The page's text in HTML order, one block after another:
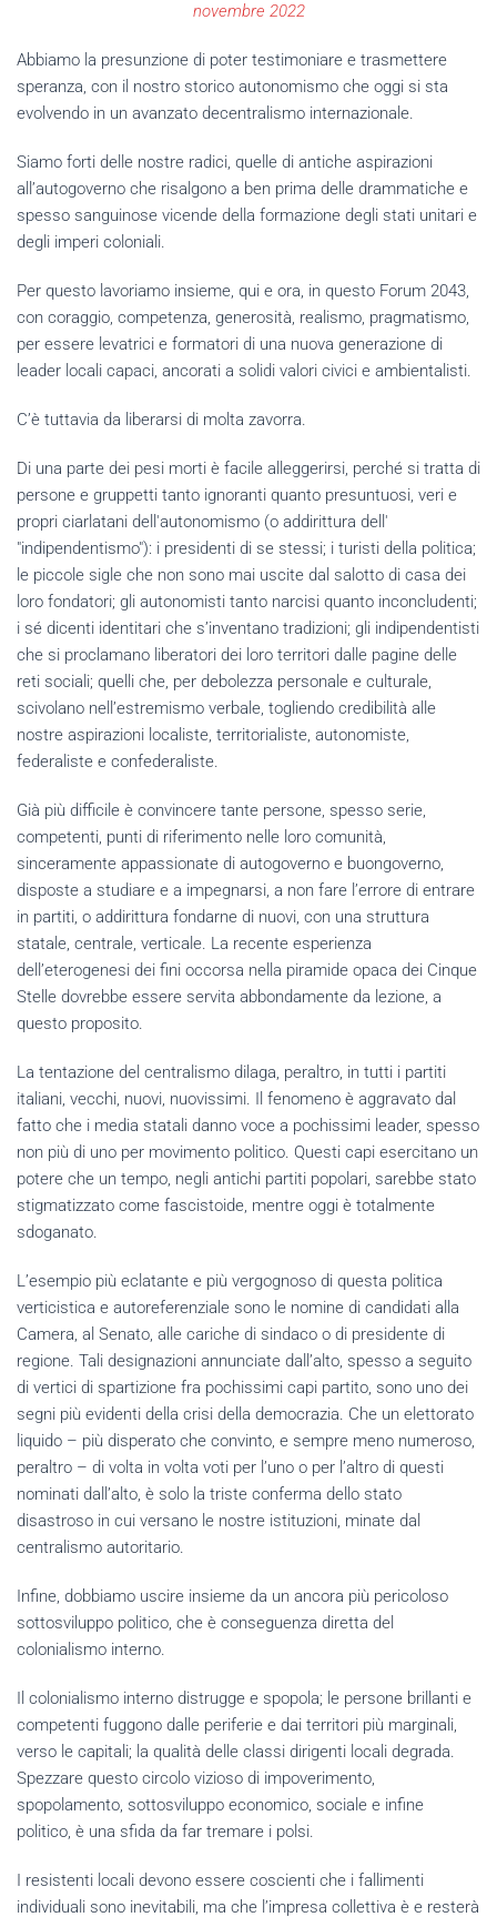
novembre 2022
Abbiamo la presunzione di poter testimoniare e trasmettere
speranza, con il nostro storico autonomismo che oggi si sta
evolvendo in un avanzato decentralismo internazionale.
Siamo forti delle nostre radici, quelle di antiche aspirazioni
all’autogoverno che risalgono a ben prima delle drammatiche e
spesso sanguinose vicende della formazione degli stati unitari e
degli imperi coloniali.
Per questo lavoriamo insieme, qui e ora, in questo Forum 2043,
con coraggio, competenza, generosità, realismo, pragmatismo,
per essere levatrici e formatori di una nuova generazione di
leader locali capaci, ancorati a solidi valori civici e ambientalisti.
C’è tuttavia da liberarsi di molta zavorra.
Di una parte dei pesi morti è facile alleggerirsi, perché si tratta di
persone e gruppetti tanto ignoranti quanto presuntuosi, veri e
propri ciarlatani dell'autonomismo (o addirittura dell'
"indipendentismo"): i presidenti di se stessi; i turisti della politica;
le piccole sigle che non sono mai uscite dal salotto di casa dei
loro fondatori; gli autonomisti tanto narcisi quanto inconcludenti;
i sé dicenti identitari che s’inventano tradizioni; gli indipendentisti
che si proclamano liberatori dei loro territori dalle pagine delle
reti sociali; quelli che, per debolezza personale e culturale,
scivolano nell’estremismo verbale, togliendo credibilità alle
nostre aspirazioni localiste, territorialiste, autonomiste,
federaliste e confederaliste.
Già più difficile è convincere tante persone, spesso serie,
competenti, punti di riferimento nelle loro comunità,
sinceramente appassionate di autogoverno e buongoverno,
disposte a studiare e a impegnarsi, a non fare l’errore di entrare
in partiti, o addirittura fondarne di nuovi, con una struttura
statale, centrale, verticale. La recente esperienza
dell’eterogenesi dei fini occorsa nella piramide opaca dei Cinque
Stelle dovrebbe essere servita abbondamente da lezione, a
questo proposito.
La tentazione del centralismo dilaga, peraltro, in tutti i partiti
italiani, vecchi, nuovi, nuovissimi. Il fenomeno è aggravato dal
fatto che i media statali danno voce a pochissimi leader, spesso
non più di uno per movimento politico. Questi capi esercitano un
potere che un tempo, negli antichi partiti popolari, sarebbe stato
stigmatizzato come fascistoide, mentre oggi è totalmente
sdoganato.
L’esempio più eclatante e più vergognoso di questa politica
verticistica e autoreferenziale sono le nomine di candidati alla
Camera, al Senato, alle cariche di sindaco o di presidente di
regione. Tali designazioni annunciate dall’alto, spesso a seguito
di vertici di spartizione fra pochissimi capi partito, sono uno dei
segni più evidenti della crisi della democrazia. Che un elettorato
liquido – più disperato che convinto, e sempre meno numeroso,
peraltro – di volta in volta voti per l’uno o per l’altro di questi
nominati dall’alto, è solo la triste conferma dello stato
disastroso in cui versano le nostre istituzioni, minate dal
centralismo autoritario.
Infine, dobbiamo uscire insieme da un ancora più pericoloso
sottosviluppo politico, che è conseguenza diretta del
colonialismo interno.
Il colonialismo interno distrugge e spopola; le persone brillanti e
competenti fuggono dalle periferie e dai territori più marginali,
verso le capitali; la qualità delle classi dirigenti locali degrada.
Spezzare questo circolo vizioso di impoverimento,
spopolamento, sottosviluppo economico, sociale e infine
politico, è una sfida da far tremare i polsi.
I resistenti locali devono essere coscienti che i fallimenti
individuali sono inevitabili, ma che l’impresa collettiva è e resterà